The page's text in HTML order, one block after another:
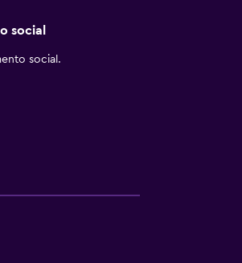
social
social.